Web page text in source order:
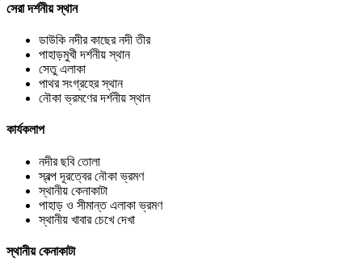
সেরা দর্শনীয় স্থান
ডাউকি নদীর কাছের নদী তীর
পাহাড়মুখী দর্শনীয় স্থান
সেতু এলাকা
পাথর সংগ্রহের স্থান
নৌকা ভ্রমণের দর্শনীয় স্থান
কার্যকলাপ
নদীর ছবি তোলা
স্বল্প দূরত্বের নৌকা ভ্রমণ
স্থানীয় কেনাকাটা
পাহাড় ও সীমান্ত এলাকা ভ্রমণ
স্থানীয় খাবার চেখে দেখা
স্থানীয় কেনাকাটা